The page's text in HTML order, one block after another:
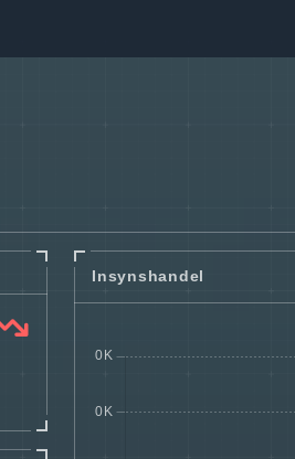
Insynshandel